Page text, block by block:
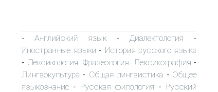
- Английский язык- Диалектология -
Иностранные языки - История русского языка
- Лексикология. Фразеология. Лексикография -
Лингвокультура - Общая лингвистика - Общее
языкознание - Русская филология - Русский